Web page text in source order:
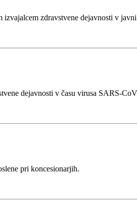
zdravstvene dejavnosti v
dejavnosti v času virusa SARS-
pri koncesionarjih.